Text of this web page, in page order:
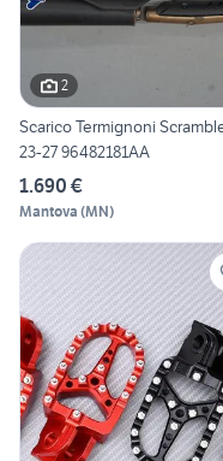
2
Scarico Termignoni
23-27 96482181AA
1.690 €
Mantova (MN)